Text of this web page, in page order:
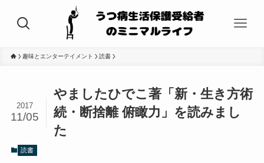
趣味とエンターテイメント 読書
やましたひでこ著「新・生き方術
続・断捨離 俯瞰力」を読みまし
た
2017
11/05
読書